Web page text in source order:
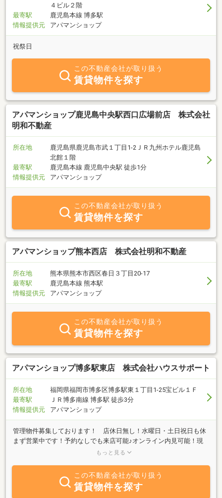
４ビル２階
最寄駅
鹿児島本線 博多駅
情報提供元
アパマンショップ
祝祭日
この不動産会社が取り扱う
賃貸物件を探す
アパマンショップ鹿児島中央駅西口広場前店 株式会社
明和不動産
所在地
鹿児島県鹿児島市武１丁目1-2ＪＲ九州ホテル鹿児島
北館１階
最寄駅
鹿児島本線 鹿児島中央駅 徒歩1分
情報提供元
アパマンショップ
この不動産会社が取り扱う
賃貸物件を探す
アパマンショップ熊本西店 株式会社明和不動産
所在地
熊本県熊本市西区春日３丁目20-17
最寄駅
鹿児島本線 熊本駅
情報提供元
アパマンショップ
この不動産会社が取り扱う
賃貸物件を探す
アパマンショップ博多駅東店 株式会社ハウスサポート
所在地
福岡県福岡市博多区博多駅東１丁目1-25宝ビル１Ｆ
最寄駅
ＪＲ博多南線 博多駅 徒歩3分
情報提供元
アパマンショップ
管理物件募集しております！ 店休日無し！水曜日・土日祝日も休
まず営業中です！予約なしでも来店可能♪オンライン内見可能！現
地待ち合わせも可能♪女性スタッフ在籍しています。売買・テナン
貸住宅メンテナンス主任者も在籍中。
もっと見る
この不動産会社が取り扱う
賃貸物件を探す